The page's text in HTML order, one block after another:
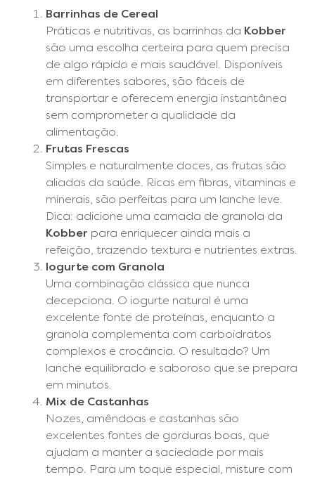
Barrinhas de Cereal
Práticas e nutritivas, as barrinhas da Kobber
são uma escolha certeira para quem precisa
de algo rápido e mais saudável. Disponíveis
em diferentes sabores, são fáceis de
transportar e oferecem energia instantânea
sem comprometer a qualidade da
alimentação.
Frutas Frescas
Simples e naturalmente doces, as frutas são
aliadas da saúde. Ricas em fibras, vitaminas e
minerais, são perfeitas para um lanche leve.
Dica: adicione uma camada de granola da
Kobber para enriquecer ainda mais a
refeição, trazendo textura e nutrientes extras.
Iogurte com Granola
Uma combinação clássica que nunca
decepciona. O iogurte natural é uma
excelente fonte de proteínas, enquanto a
granola complementa com carboidratos
complexos e crocância. O resultado? Um
lanche equilibrado e saboroso que se prepara
em minutos.
Mix de Castanhas
Nozes, amêndoas e castanhas são
excelentes fontes de gorduras boas, que
ajudam a manter a saciedade por mais
tempo. Para um toque especial, misture com